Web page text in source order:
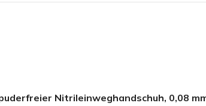
Nitrileinweghandschuh, 0,08